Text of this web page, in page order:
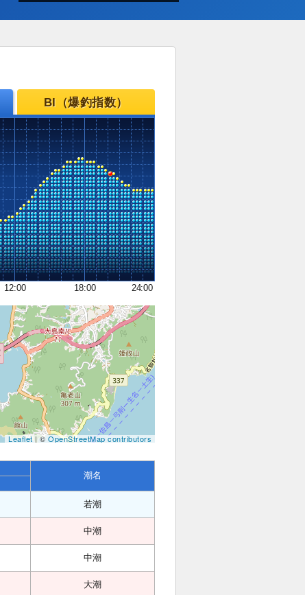
BI（爆釣指数）
12:00 18:00 24:00
Leaflet| ©OpenStreetMap contributors
潮名
若潮
中潮
中潮
大潮